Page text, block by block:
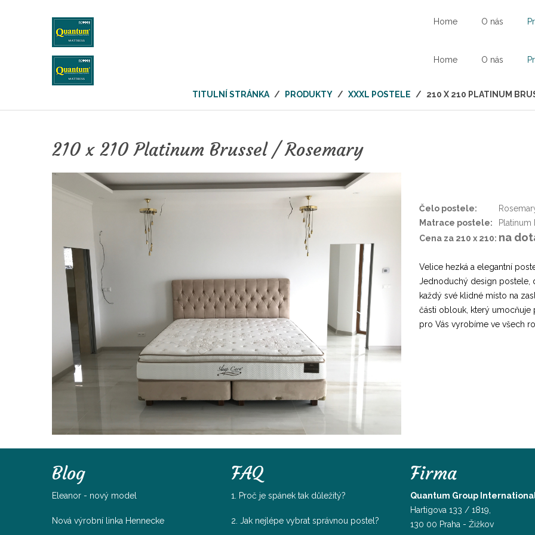
Home O nás
Home O nás
TITULNÍ STRÁNKA / PRODUKTY / XXXL POSTELE / 210 X 210 PLATINUM
210 x 210 Platinum Brussel / Rosemary
Čelo postele:
Matrace postele:
Platinum
Cena za 210 x 210: na
Velice hezká a elegantní
Jednoduchý design postele,
každý své klidné místo na
části oblouk, který
pro Vás vyrobíme ve všech
Blog
Eleanor - nový model
Nová výrobní linka Hennecke
FAQ
1. Proč je spánek tak důležitý?
2. Jak nejlépe vybrat správnou postel?
Firma
Quantum Group
Hartigova 133 / 1819,
130 00 Praha - Žižkov